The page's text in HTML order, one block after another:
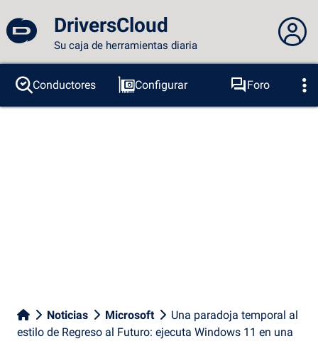
DriversCloud
Su caja de herramientas diaria
No estás conectado...
Acceder al sitio
Conductores Configurar
Foro
Sondas
BSOD Herramientas
Noticias Microsoft
Una paradoja temporal al
estilo de Regreso al Futuro: ejecuta Windows 11 en una